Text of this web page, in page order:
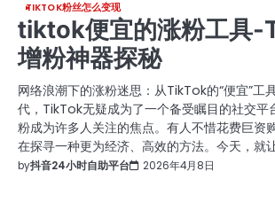
TIKTOK粉丝怎么变现
tiktok便宜的涨粉工具-
增粉神器探秘
网络浪潮下的涨粉迷思：从TikTok的“便宜”工
代，TikTok无疑成为了一个备受瞩目的社交平
粉成为许多人关注的焦点。有人不惜花费巨资
在探寻一种更为经济、高效的方法。今天，就
by抖音24小时自助平台 2026年4月8日